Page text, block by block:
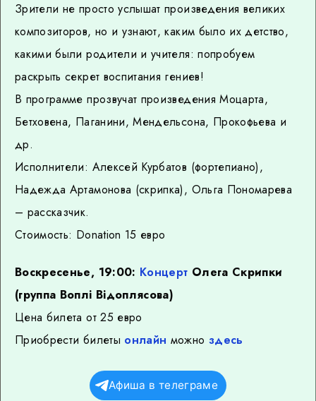
Зрители не просто услышат произведения великих
композиторов, но и узнают, каким было их детство,
какими были родители и учителя: попробуем
раскрыть секрет воспитания гениев!
В программе прозвучат произведения Моцарта,
Бетховена, Паганини, Мендельсона, Прокофьева и
др.
Исполнители: Алексей Курбатов (фортепиано),
Надежда Артамонова (скрипка), Ольга Пономарева
– рассказчик.
Стоимость: Donation 15 евро
Воскресенье, 19:00: Концерт Олега Скрипки
(группа Воплi Вiдоплясова)
Цена билета от 25 евро
Приобрести билеты онлайн можно здесь
Афиша в телеграме